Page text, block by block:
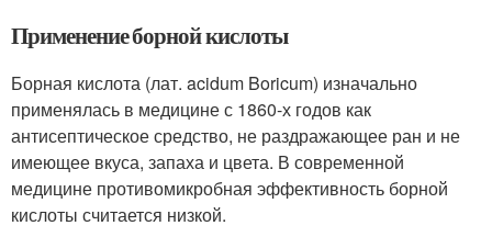
Применение борной кислоты
Борная кислота (лат. acidum Boricum) изначально
применялась в медицине с 1860-х годов как
антисептическое средство, не раздражающее ран и не
имеющее вкуса, запаха и цвета. В современной
медицине противомикробная эффективность борной
кислоты считается низкой.